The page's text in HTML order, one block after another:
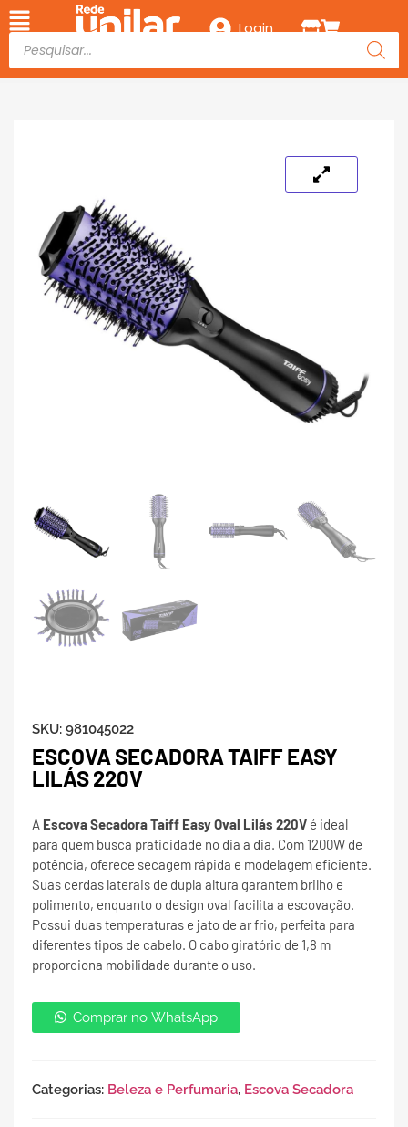
Login
SKU: 981045022
ESCOVA SECADORA TAIFF EASY
LILÁS 220V
A Escova Secadora Taiff Easy Oval Lilás 220V é ideal
para quem busca praticidade no dia a dia. Com 1200W de
potência, oferece secagem rápida e modelagem eficiente.
Suas cerdas laterais de dupla altura garantem brilho e
polimento, enquanto o design oval facilita a escovação.
Possui duas temperaturas e jato de ar frio, perfeita para
diferentes tipos de cabelo. O cabo giratório de 1,8 m
proporciona mobilidade durante o uso.
Comprar no WhatsApp
Categorias: Beleza e Perfumaria, Escova Secadora